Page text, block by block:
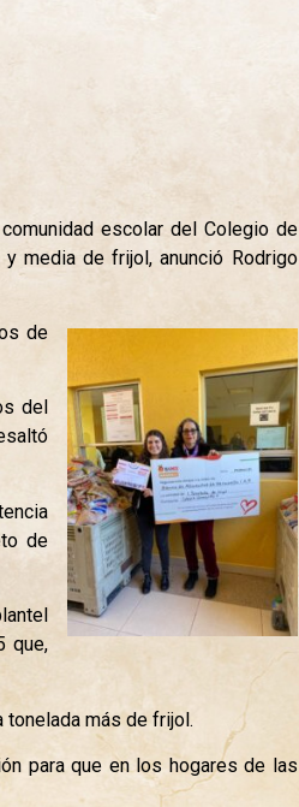
escolar del Colegio de
media de frijol, anunció Rodrigo
de
del
de
que,
tonelada más de frijol.
para que en los hogares de las